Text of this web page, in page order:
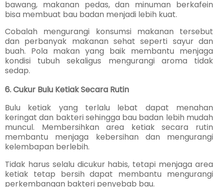
bawang, makanan pedas, dan minuman berkafein
bisa membuat bau badan menjadi lebih kuat.
Cobalah mengurangi konsumsi makanan tersebut
dan perbanyak makanan sehat seperti sayur dan
buah. Pola makan yang baik membantu menjaga
kondisi tubuh sekaligus mengurangi aroma tidak
sedap.
6. Cukur Bulu Ketiak Secara Rutin
Bulu ketiak yang terlalu lebat dapat menahan
keringat dan bakteri sehingga bau badan lebih mudah
muncul. Membersihkan area ketiak secara rutin
membantu menjaga kebersihan dan mengurangi
kelembapan berlebih.
Tidak harus selalu dicukur habis, tetapi menjaga area
ketiak tetap bersih dapat membantu mengurangi
perkembangan bakteri penyebab bau.